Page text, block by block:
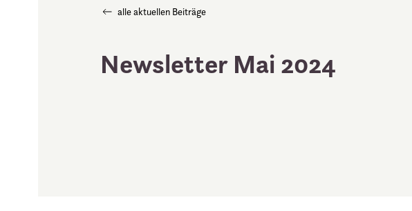
alle aktuellen Beiträge
Newsletter Mai 2024